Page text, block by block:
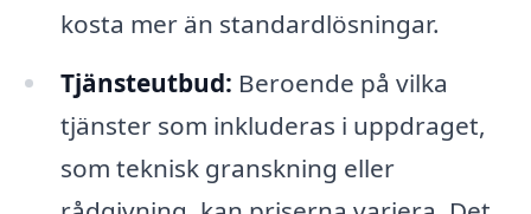
kosta mer än standardlösningar.
Tjänsteutbud: Beroende på vilka
tjänster som inkluderas i uppdraget,
som teknisk granskning eller